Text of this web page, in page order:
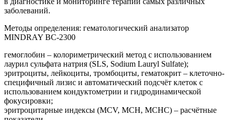
заболеваний.
Методы определения: гематологический анализатор
MINDRAY BC-2300
гемоглобин – колориметрический метод с использованием
лаурил сульфата натрия (SLS, Sodium Lauryl Sulfate);
эритроциты, лейкоциты, тромбоциты, гематокрит – клеточно-
специфичный лизис и автоматический подсчёт клеток с
использованием кондуктометрии и гидродинамической
фокусировки;
эритроцитарные индексы (MCV, MCH, MCHC) – расчётные